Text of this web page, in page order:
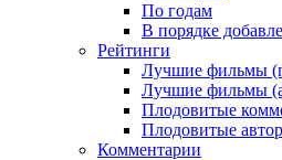
По годам
В порядке
Рейтинги
Лучшие фильмы
Лучшие фильмы
Плодовитые
Плодовитые
Комментарии